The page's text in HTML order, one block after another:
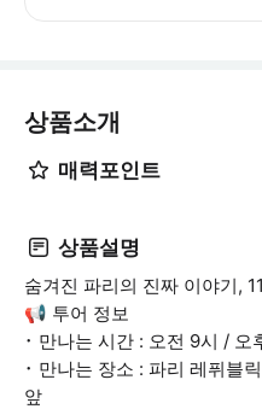
상품소개
매력포인트
상품설명
숨겨진 파리의 진짜 이야기,
📢 투어 정보
･ 만나는 시간 : 오전 9시 / 오
･ 만나는 장소 : 파리 레퓌블
앞